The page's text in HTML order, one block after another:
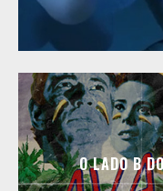
O LADO B